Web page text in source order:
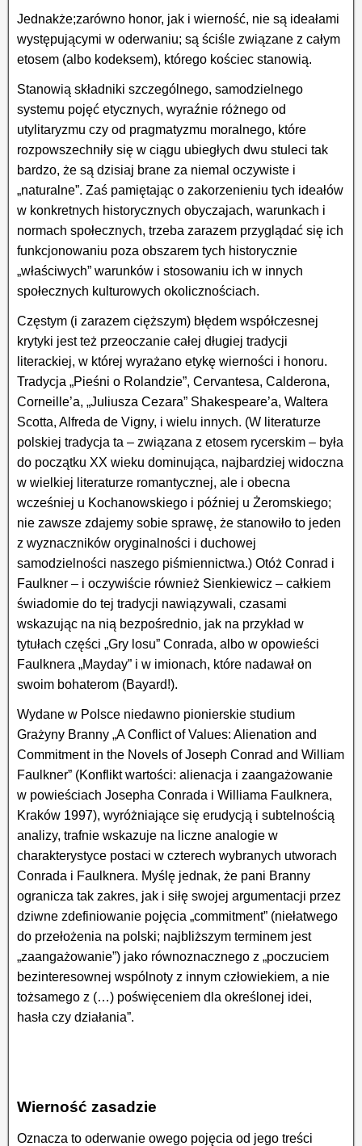
Jednakże;zarówno honor, jak i wierność, nie są ideałami
występującymi w oderwaniu; są ściśle związane z całym
etosem (albo kodeksem), którego kościec stanowią.
Stanowią składniki szczególnego, samodzielnego
systemu pojęć etycznych, wyraźnie różnego od
utylitaryzmu czy od pragmatyzmu moralnego, które
rozpowszechniły się w ciągu ubiegłych dwu stuleci tak
bardzo, że są dzisiaj brane za niemal oczywiste i
„naturalne”. Zaś pamiętając o zakorzenieniu tych ideałów
w konkretnych historycznych obyczajach, warunkach i
normach społecznych, trzeba zarazem przyglądać się ich
funkcjonowaniu poza obszarem tych historycznie
„właściwych” warunków i stosowaniu ich w innych
społecznych kulturowych okolicznościach.
Częstym (i zarazem cięższym) błędem współczesnej
krytyki jest też przeoczanie całej długiej tradycji
literackiej, w której wyrażano etykę wierności i honoru.
Tradycja „Pieśni o Rolandzie”, Cervantesa, Calderona,
Corneille’a, „Juliusza Cezara” Shakespeare’a, Waltera
Scotta, Alfreda de Vigny, i wielu innych. (W literaturze
polskiej tradycja ta – związana z etosem rycerskim – była
do początku XX wieku dominująca, najbardziej widoczna
w wielkiej literaturze romantycznej, ale i obecna
wcześniej u Kochanowskiego i później u Żeromskiego;
nie zawsze zdajemy sobie sprawę, że stanowiło to jeden
z wyznaczników oryginalności i duchowej
samodzielności naszego piśmiennictwa.) Otóż Conrad i
Faulkner – i oczywiście również Sienkiewicz – całkiem
świadomie do tej tradycji nawiązywali, czasami
wskazując na nią bezpośrednio, jak na przykład w
tytułach części „Gry losu” Conrada, albo w opowieści
Faulknera „Mayday” i w imionach, które nadawał on
swoim bohaterom (Bayard!).
Wydane w Polsce niedawno pionierskie studium
Grażyny Branny „A Conflict of Values: Alienation and
Commitment in the Novels of Joseph Conrad and William
Faulkner” (Konflikt wartości: alienacja i zaangażowanie
w powieściach Josepha Conrada i Williama Faulknera,
Kraków 1997), wyróżniające się erudycją i subtelnością
analizy, trafnie wskazuje na liczne analogie w
charakterystyce postaci w czterech wybranych utworach
Conrada i Faulknera. Myślę jednak, że pani Branny
ogranicza tak zakres, jak i siłę swojej argumentacji przez
dziwne zdefiniowanie pojęcia „commitment” (niełatwego
do przełożenia na polski; najbliższym terminem jest
„zaangażowanie”) jako równoznacznego z „poczuciem
bezinteresownej wspólnoty z innym człowiekiem, a nie
tożsamego z (…) poświęceniem dla określonej idei,
hasła czy działania”.
Wierność zasadzie
Oznacza to oderwanie owego pojęcia od jego treści